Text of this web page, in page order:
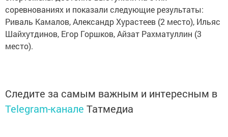
соревнованиях и показали следующие результаты:
Риваль Камалов, Александр Хурастеев (2 место), Ильяс
Шайхутдинов, Егор Горшков, Айзат Рахматуллин (3
место).
Следите за самым важным и интересным в
Telegram-канале Татмедиа